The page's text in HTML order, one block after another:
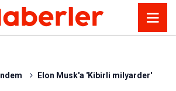
Elon Musk'a 'Kibirli milyarder'